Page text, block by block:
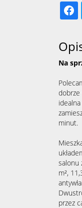
Na
dobrze
minut.
salonu
m²,
przez